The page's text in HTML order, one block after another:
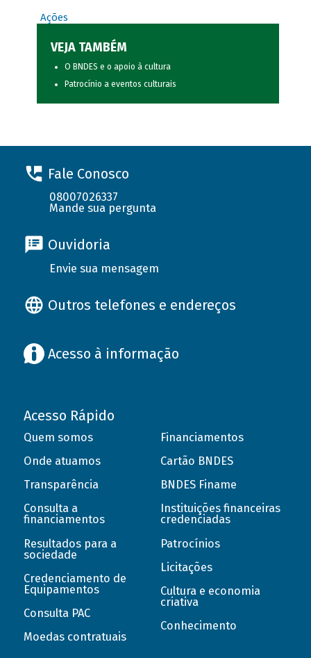
Ações
VEJA TAMBÉM
O BNDES e o apoio à cultura
Patrocínio a eventos culturais
Fale Conosco
08007026337
Mande sua pergunta
Ouvidoria
Envie sua mensagem
Outros telefones e endereços
Acesso à informação
Acesso Rápido
Quem somos
Onde atuamos
Transparência
Consulta a
financiamentos
Resultados para a
sociedade
Credenciamento de
Equipamentos
Consulta PAC
Moedas contratuais
Financiamentos
Cartão BNDES
BNDES Finame
Instituições financeiras
credenciadas
Patrocínios
Licitações
Cultura e economia
criativa
Conhecimento